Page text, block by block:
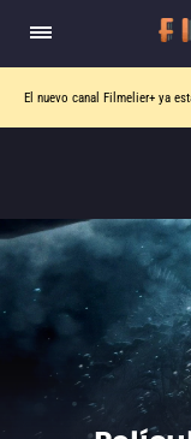
El nuevo canal Filmelier+ ya